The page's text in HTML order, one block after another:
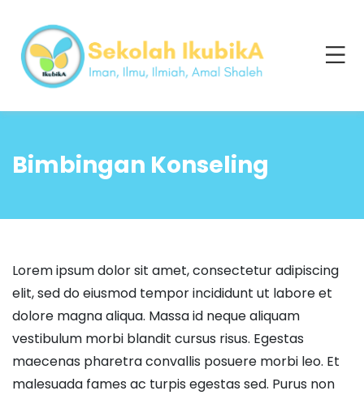
Bimbingan Konseling
Lorem ipsum dolor sit amet, consectetur adipiscing
elit, sed do eiusmod tempor incididunt ut labore et
dolore magna aliqua. Massa id neque aliquam
vestibulum morbi blandit cursus risus. Egestas
maecenas pharetra convallis posuere morbi leo. Et
malesuada fames ac turpis egestas sed. Purus non